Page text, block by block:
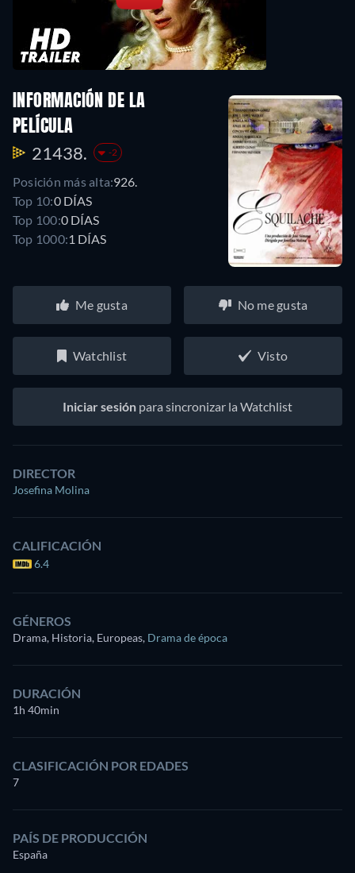
INFORMACIÓN DE LA
PELÍCULA
21438. -2
Posición más alta:926.
Top 10:0 DÍAS
Top 100:0 DÍAS
Top 1000:1 DÍAS
Me gusta No me gusta
Watchlist Visto
Iniciar sesión para sincronizar la Watchlist
DIRECTOR
Josefina Molina
CALIFICACIÓN
6.4
GÉNEROS
Drama, Historia, Europeas, Drama de época
DURACIÓN
1h 40min
CLASIFICACIÓN POR EDADES
7
PAÍS DE PRODUCCIÓN
España